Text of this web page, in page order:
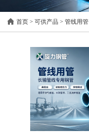
首页 > 可供产品 > 管线用管